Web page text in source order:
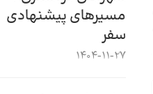
مسیرهای پیشنهادی
سفر
1404-11-27